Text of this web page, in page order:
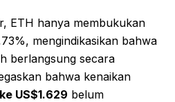
ETH hanya membukukan
mengindikasikan bahwa
berlangsung secara
bahwa kenaikan
US$1.629 belum